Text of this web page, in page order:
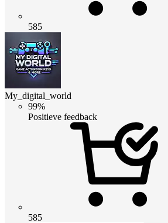
585
My_digital_world
99%
Positieve feedback
585